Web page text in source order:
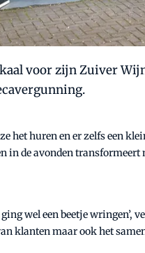
voor zijn Zuiver
het huren en er zelfs een
in de avonden transformeert
wel een beetje wringen’,
klanten maar ook het